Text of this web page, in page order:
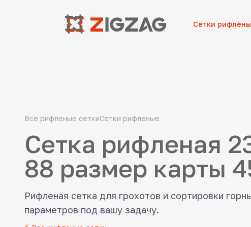
Сетки
Все рифленые сеткиСетки рифленые
Сетка рифленая
88 размер карты
Рифленая сетка для грохотов и сортировки
параметров под вашу задачу.